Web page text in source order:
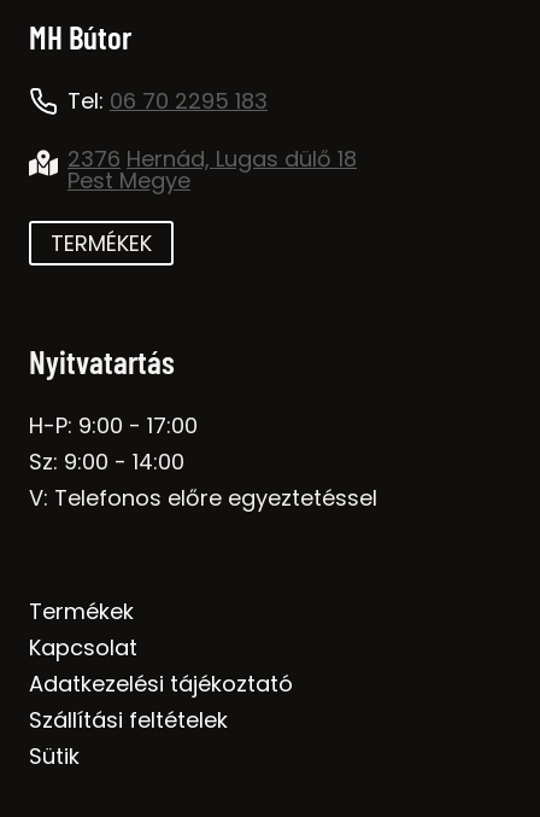
MH Bútor
Tel: 06 70 2295 183
2376 Hernád, Lugas dülő 18
Pest Megye
TERMÉKEK
Nyitvatartás
H-P: 9:00 - 17:00
Sz: 9:00 - 14:00
V: Telefonos előre egyeztetéssel
Termékek
Kapcsolat
Adatkezelési tájékoztató
Szállítási feltételek
Sütik